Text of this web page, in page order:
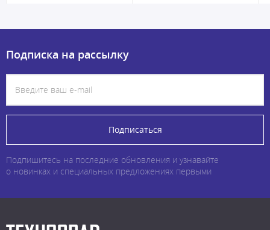
Подписка на рассылку
Подписаться
Подпишитесь на последние обновления и узнавайте
о новинках и специальных предложениях первыми